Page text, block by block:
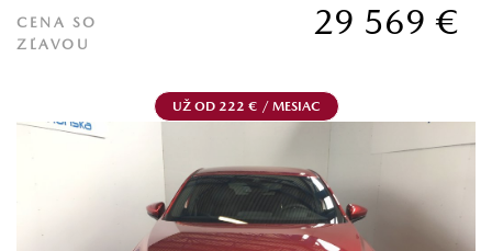
CENA SO
ZĽAVOU
29 569 €
UŽ OD 222 € / MESIAC